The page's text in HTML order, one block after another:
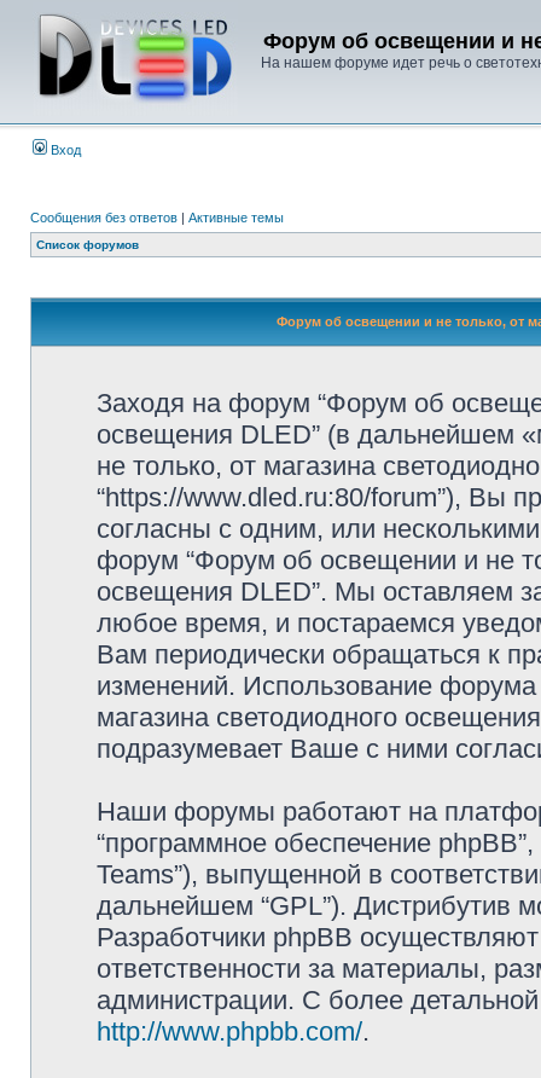
Форум об освещении и
На нашем форуме идет речь о
Вход
Сообщения без ответов | Активные темы
Список форумов
Форум об освещении и не только, от
Заходя на форум “Форум об
освещения DLED” (в дальнейшем
не только, от магазина
“https://www.dled.ru:80/forum”), Вы
согласны с одним, или
форум “Форум об освещении и не
освещения DLED”. Мы оставляем
любое время, и постараемся
Вам периодически обращаться к
изменений. Использование
магазина светодиодного
подразумевает Ваше с ними
Наши форумы работают на
“программное обеспечение
Teams”), выпущенной в
дальнейшем “GPL”). Дистрибутив
Разработчики phpBB
ответственности за материалы,
администрации. С более
http://www.phpbb.com/.